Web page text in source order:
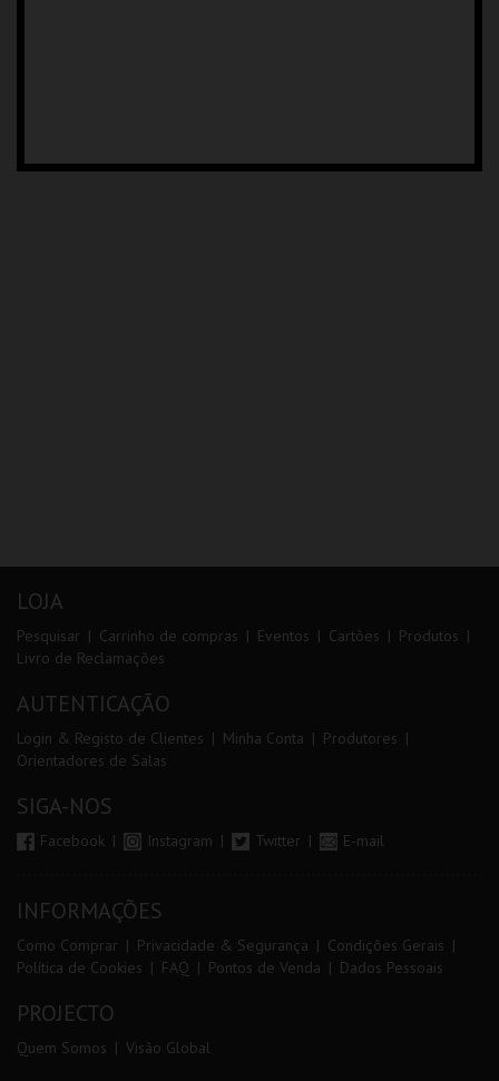
LOJA
Pesquisar Carrinho de compras Eventos Cartões
Produtos
Livro de Reclamações
AUTENTICAÇÃO
Login & Registo de Clientes Minha Conta
Produtores
Orientadores de Salas
SIGA-NOS
Facebook Instagram Twitter E-mail
INFORMAÇÕES
Como Comprar Privacidade & Segurança
Condições Gerais
Política de Cookies
FAQ Pontos de Venda Dados Pessoais
PROJECTO
Quem Somos Visão Global